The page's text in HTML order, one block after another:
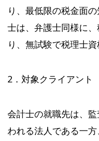
り、最低限の税金面
士は、弁護士同様に
り、無試験で税理士
2．対象クライアント
会計士の就職先は、
われる法人である一方